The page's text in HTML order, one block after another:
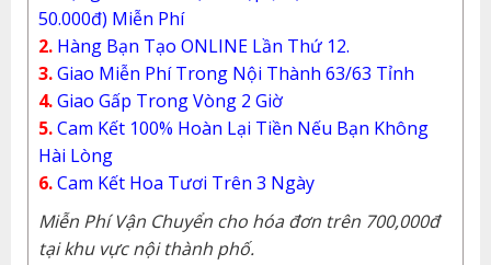
50.000đ) Miễn Phí
2. Hàng Bạn Tạo ONLINE Lần Thứ 12.
3.Giao Miễn Phí Trong Nội Thành 63/63 Tỉnh
4.Giao Gấp Trong Vòng 2 Giờ
5.Cam Kết 100% Hoàn Lại Tiền Nếu Bạn Không
Hài Lòng
6.Cam Kết Hoa Tươi Trên 3 Ngày
Miễn Phí Vận Chuyển cho hóa đơn trên 700,000đ
tại khu vực nội thành phố.